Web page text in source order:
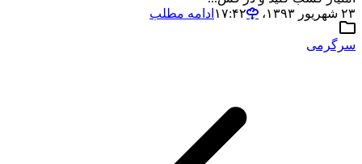
۲۳ شهریور ۱۳۹۳،‏ ۱۷:۴۲
ادامه مطلب
سرگرمی